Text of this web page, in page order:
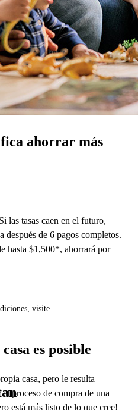
ahorrar más
las tasas caen en el futuro,
después de 6 pagos completos.
hasta $1,500*, ahorrará por
visite
es posible
casa, pero le resulta
proceso de compra de una
está más listo de lo que cree!